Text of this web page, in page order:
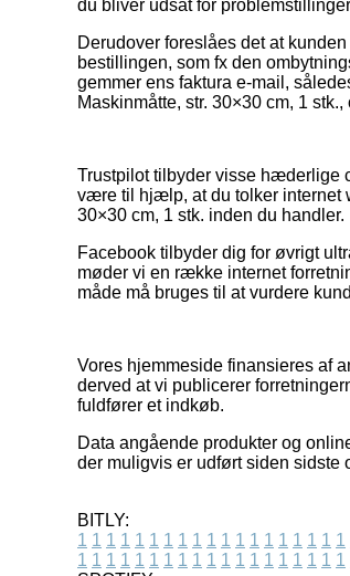
du bliver udsat for
Derudover foreslåes det at
bestillingen, som fx den
gemmer ens faktura e-mail,
Maskinmåtte, str. 30×30 cm, 1
Trustpilot tilbyder visse hæderlige
være til hjælp, at du tolker internet
30×30 cm, 1 stk. inden du handler.
Facebook tilbyder dig for øvrigt
møder vi en række internet
måde må bruges til at vurdere
Vores hjemmeside finansieres af
derved at vi publicerer
fuldfører et indkøb.
Data angående produkter og
der muligvis er udført siden sidste
BITLY:
1 1 1 1 1 1 1 1 1 1 1 1 1 1 1 1 1 1 1
1 1 1 1 1 1 1 1 1 1 1 1 1 1 1 1 1 1 1